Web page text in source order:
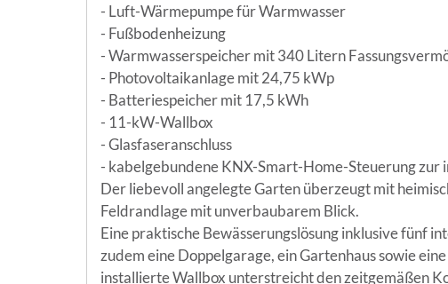
- Luft-Wärmepumpe für Warmwasser
- Fußbodenheizung
- Warmwasserspeicher mit 340 Litern
- Photovoltaikanlage mit 24,75 kWp
- Batteriespeicher mit 17,5 kWh
- 11-kW-Wallbox
- Glasfaseranschluss
- kabelgebundene KNX-Smart-Home-Steuerung
Der liebevoll angelegte Garten überzeugt mit
Feldrandlage mit unverbaubarem Blick.
Eine praktische Bewässerungslösung inklusive fünf
zudem eine Doppelgarage, ein Gartenhaus sowie